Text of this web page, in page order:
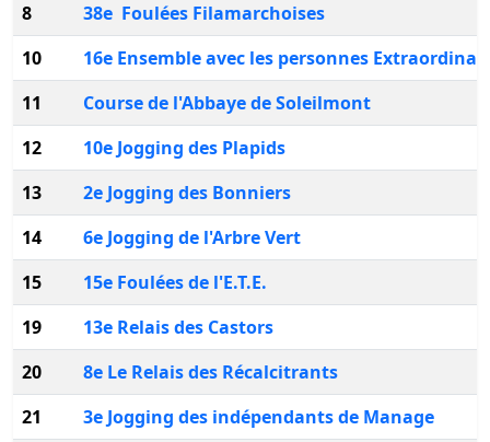
8
38e Foulées Filamarchoises
10
16e Ensemble avec les personnes
11
Course de l'Abbaye de Soleilmont
12
10e Jogging des Plapids
13
2e Jogging des Bonniers
14
6e Jogging de l'Arbre Vert
15
15e Foulées de l'E.T.E.
19
13e Relais des Castors
20
8e Le Relais des Récalcitrants
21
3e Jogging des indépendants de Manage